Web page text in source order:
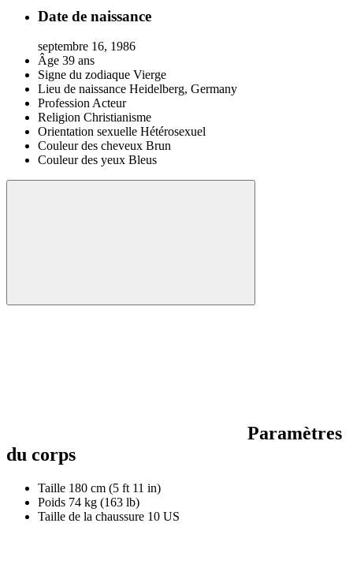
Date de naissance
septembre 16, 1986
Âge 39 ans
Signe du zodiaque Vierge
Lieu de naissance Heidelberg, Germany
ProfessionActeur
Religion Christianisme
Orientation sexuelle Hétérosexuel
Couleur des cheveux Brun
Couleur des yeux Bleus
Paramètres
du corps
Taille 180 cm (5 ft 11 in)
Poids 74 kg (163 lb)
Taille de la chaussure 10 US